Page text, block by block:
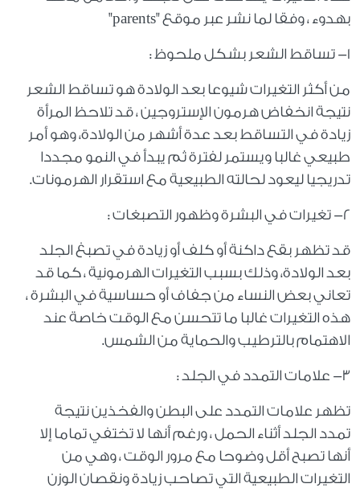
بهدوء ، وفقا لما نشر عبر موقع "parents"
١- تساقط الشعر بشكل ملحوظ :
من أكثر التغيرات شيوعا بعد الولادة هو تساقط الشعر
نتيجة انخفاض هرمون الإستروجين ، قد تلاحظ المرأة
زيادة في التساقط بعد عدة أشهر من الولادة، وهو أمر
طبيعي غالبا ويستمر لفترة ثم يبدأ في النمو مجددا
تدريجيا ليعود لحالته الطبيعية مع استقرار الهرمونات.
٢- تغيرات في البشرة وظهور التصبغات :
قد تظهر بقع داكنة أو كلف أو زيادة في تصبغ الجلد
بعد الولادة، وذلك بسبب التغيرات الهرمونية ، كما قد
تعاني بعض النساء من جفاف أو حساسية في البشرة ،
هذه التغيرات غالبا ما تتحسن مع الوقت خاصة عند
الاهتمام بالترطيب والحماية من الشمس.
٣- علامات التمدد في الجلد :
تظهر علامات التمدد على البطن والفخذين نتيجة
تمدد الجلد أثناء الحمل ، ورغم أنها لا تختفي تماما إلا
أنها تصبح أقل وضوحا مع مرور الوقت ، وهي من
التغيرات الطبيعية التي تصاحب زيادة ونقصان الوزن